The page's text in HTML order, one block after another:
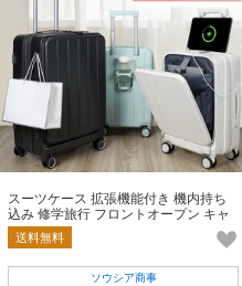
スーツケース 拡張機能付き 機内持ち
込み 修学旅行 フロントオープン キャ
リーケース BARGOCH 正規品
送料無料
ソウシア商事